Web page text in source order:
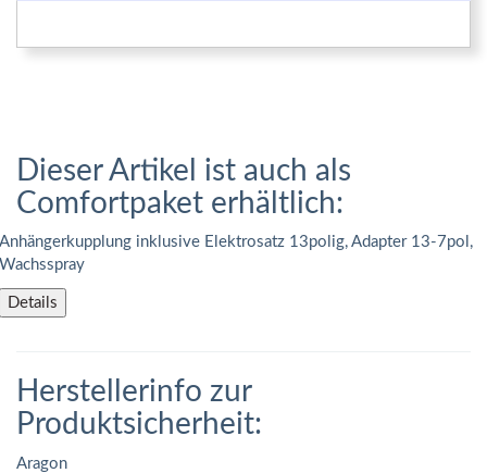
Dieser Artikel ist auch als
Comfortpaket erhältlich:
Anhängerkupplung inklusive Elektrosatz 13polig, Adapter 13-7pol,
Wachsspray
Details
Herstellerinfo zur
Produktsicherheit:
Aragon